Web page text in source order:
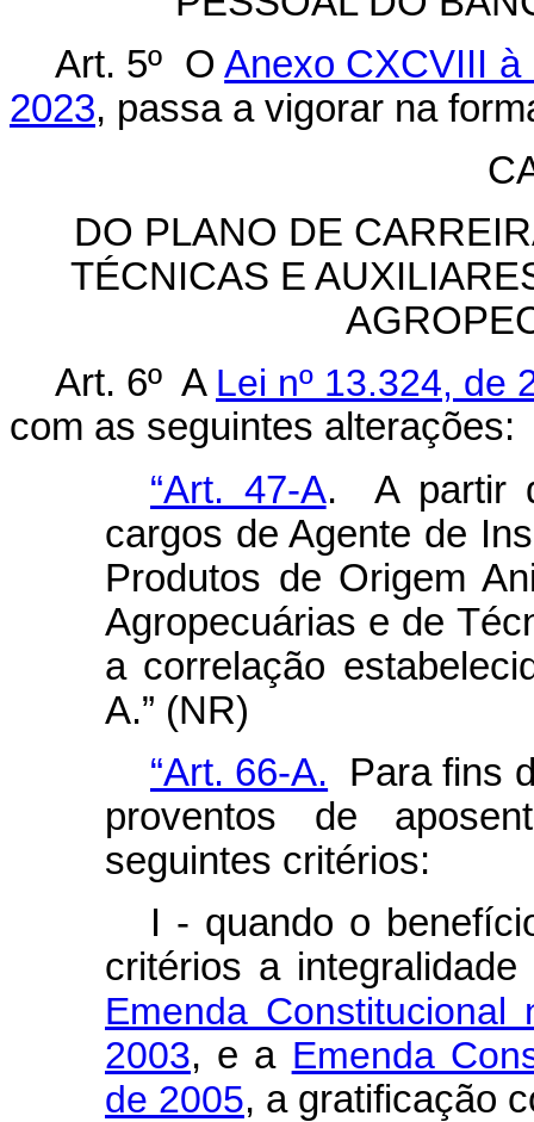
Art. 5º OAnexo CXCVIII à
2023, passa a vigorar na
DO PLANO DE
TÉCNICAS E
Art. 6º A Lei nº 13.324, de
com as seguintes alterações:
“Art. 47-A. A partir
cargos de Agente de
Produtos de Origem
Agropecuárias e de
a correlação
A.” (NR)
“Art. 66-A. Para fins
proventos de
seguintes critérios:
I - quando o
critérios a
Emenda
2003, e a Emenda
de 2005, a gratificação